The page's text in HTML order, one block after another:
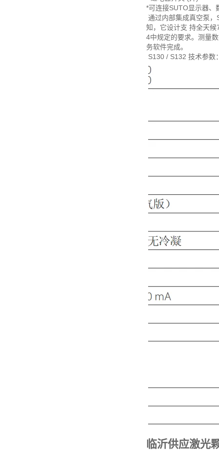
*可连接SUTO显示器、
通过内部集成真空泵
知，它设计支 持全天
4中规定的要求。测量
务软件完成。
S130 / S132 技术参数
临沂供应激光